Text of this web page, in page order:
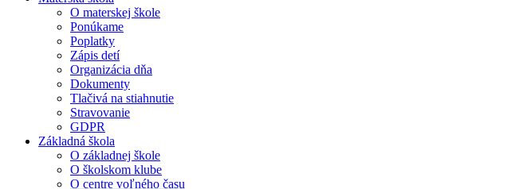
O materskej škole
Ponúkame
Poplatky
Zápis detí
Organizácia dňa
Dokumenty
Tlačivá na stiahnutie
Stravovanie
GDPR
Základná škola
O základnej škole
O školskom klube
O centre voľného času